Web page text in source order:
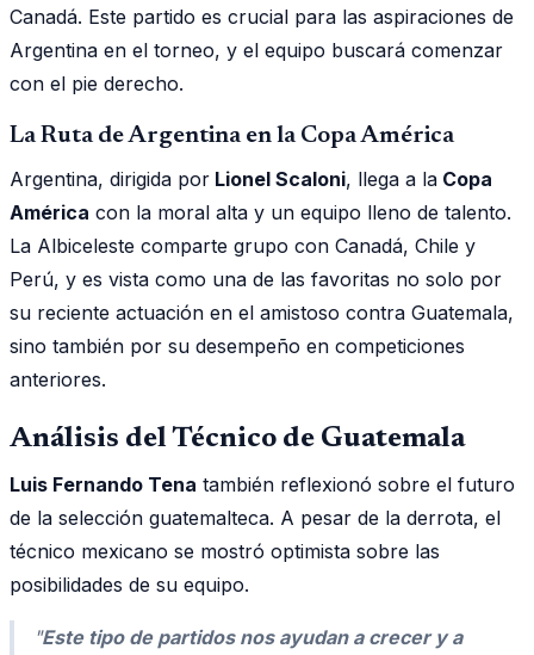
Canadá. Este partido es crucial para las aspiraciones de
Argentina en el torneo, y el equipo buscará comenzar
con el pie derecho.
La Ruta de Argentina en la Copa América
Argentina, dirigida por Lionel Scaloni, llega a la Copa
América con la moral alta y un equipo lleno de talento.
La Albiceleste comparte grupo con Canadá, Chile y
Perú, y es vista como una de las favoritas no solo por
su reciente actuación en el amistoso contra Guatemala,
sino también por su desempeño en competiciones
anteriores.
Análisis del Técnico de Guatemala
Luis Fernando Tena también reflexionó sobre el futuro
de la selección guatemalteca. A pesar de la derrota, el
técnico mexicano se mostró optimista sobre las
posibilidades de su equipo.
"Este tipo de partidos nos ayudan a crecer y a